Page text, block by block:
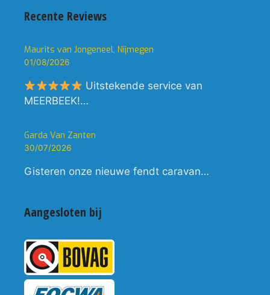
Recente Reviews
Maurits van Jongeneel, Nijmegen
01/08/2026
Uitstekende service van
MEERBEEK!…
Garda Van Zanten
30/07/2026
Gisteren onze nieuwe fendt caravan…
Aangesloten bij